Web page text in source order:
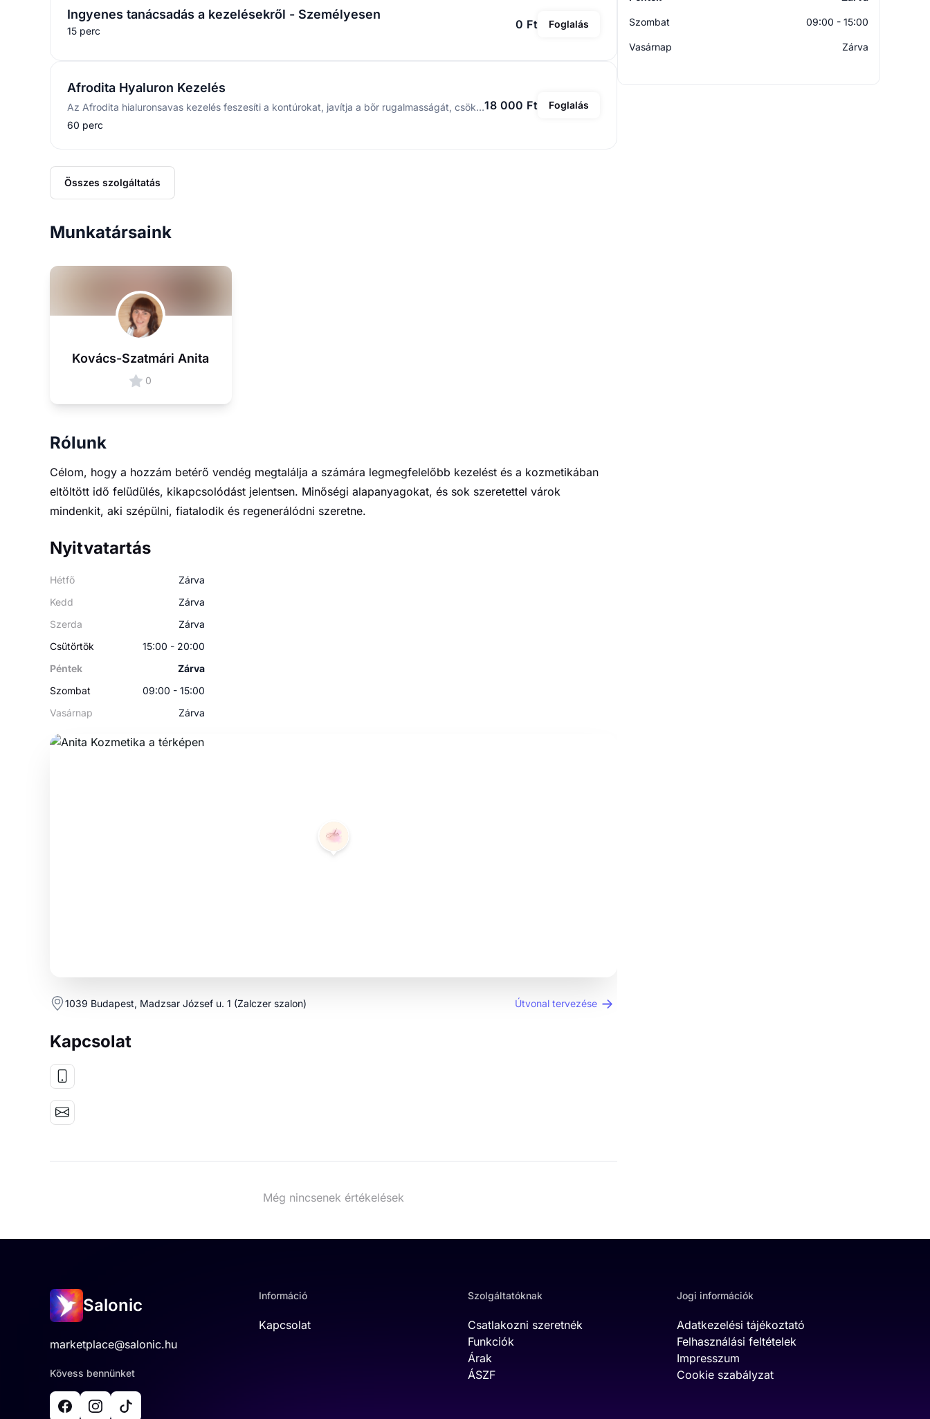
Ingyenes tanácsadás a kezelésekről - Személyesen
15 perc 0 Ft Foglalás
Afrodita Hyaluron Kezelés
Az Afrodita hialuronsavas kezelés feszesíti a kontúrokat, javítja a bőr rugalmasságát, csökkenti a ráncokat és finomítja a pórusokat. Segíti a kollagén- és elasztinképződést. A hialuronsav fő feladata, hogy megkösse a vízmolekulákat, ezzel javítva a szövetek vízháztartását.
60 perc
18 000 Ft Foglalás
Összes szolgáltatás
Munkatársaink
Kovács-Szatmári Anita
0
Rólunk
Célom, hogy a hozzám betérő vendég megtalálja a számára legmegfelelőbb kezelést és a kozmetikában
eltöltött idő felüdülés, kikapcsolódást jelentsen. Minőségi alapanyagokat, és sok szeretettel várok
mindenkit, aki szépülni, fiatalodik és regenerálódni szeretne.
Nyitvatartás
Hétfő
Zárva
Kedd
Zárva
Szerda
Zárva
Csütörtök
15:00 - 20:00
Péntek
Zárva
Szombat
09:00 - 15:00
Vasárnap
Zárva
1039 Budapest, Madzsar József u. 1 (Zalczer szalon) Útvonal tervezése
Kapcsolat
Még nincsenek értékelések
Szombat 09:00 - 15:00
Vasárnap Zárva
Salonic
marketplace@salonic.hu
Kövess bennünket
Információ
Kapcsolat
Szolgáltatóknak
Csatlakozni szeretnék
Funkciók
Árak
ÁSZF
Jogi információk
Adatkezelési tájékoztató
Felhasználási feltételek
Impresszum
Cookie szabályzat